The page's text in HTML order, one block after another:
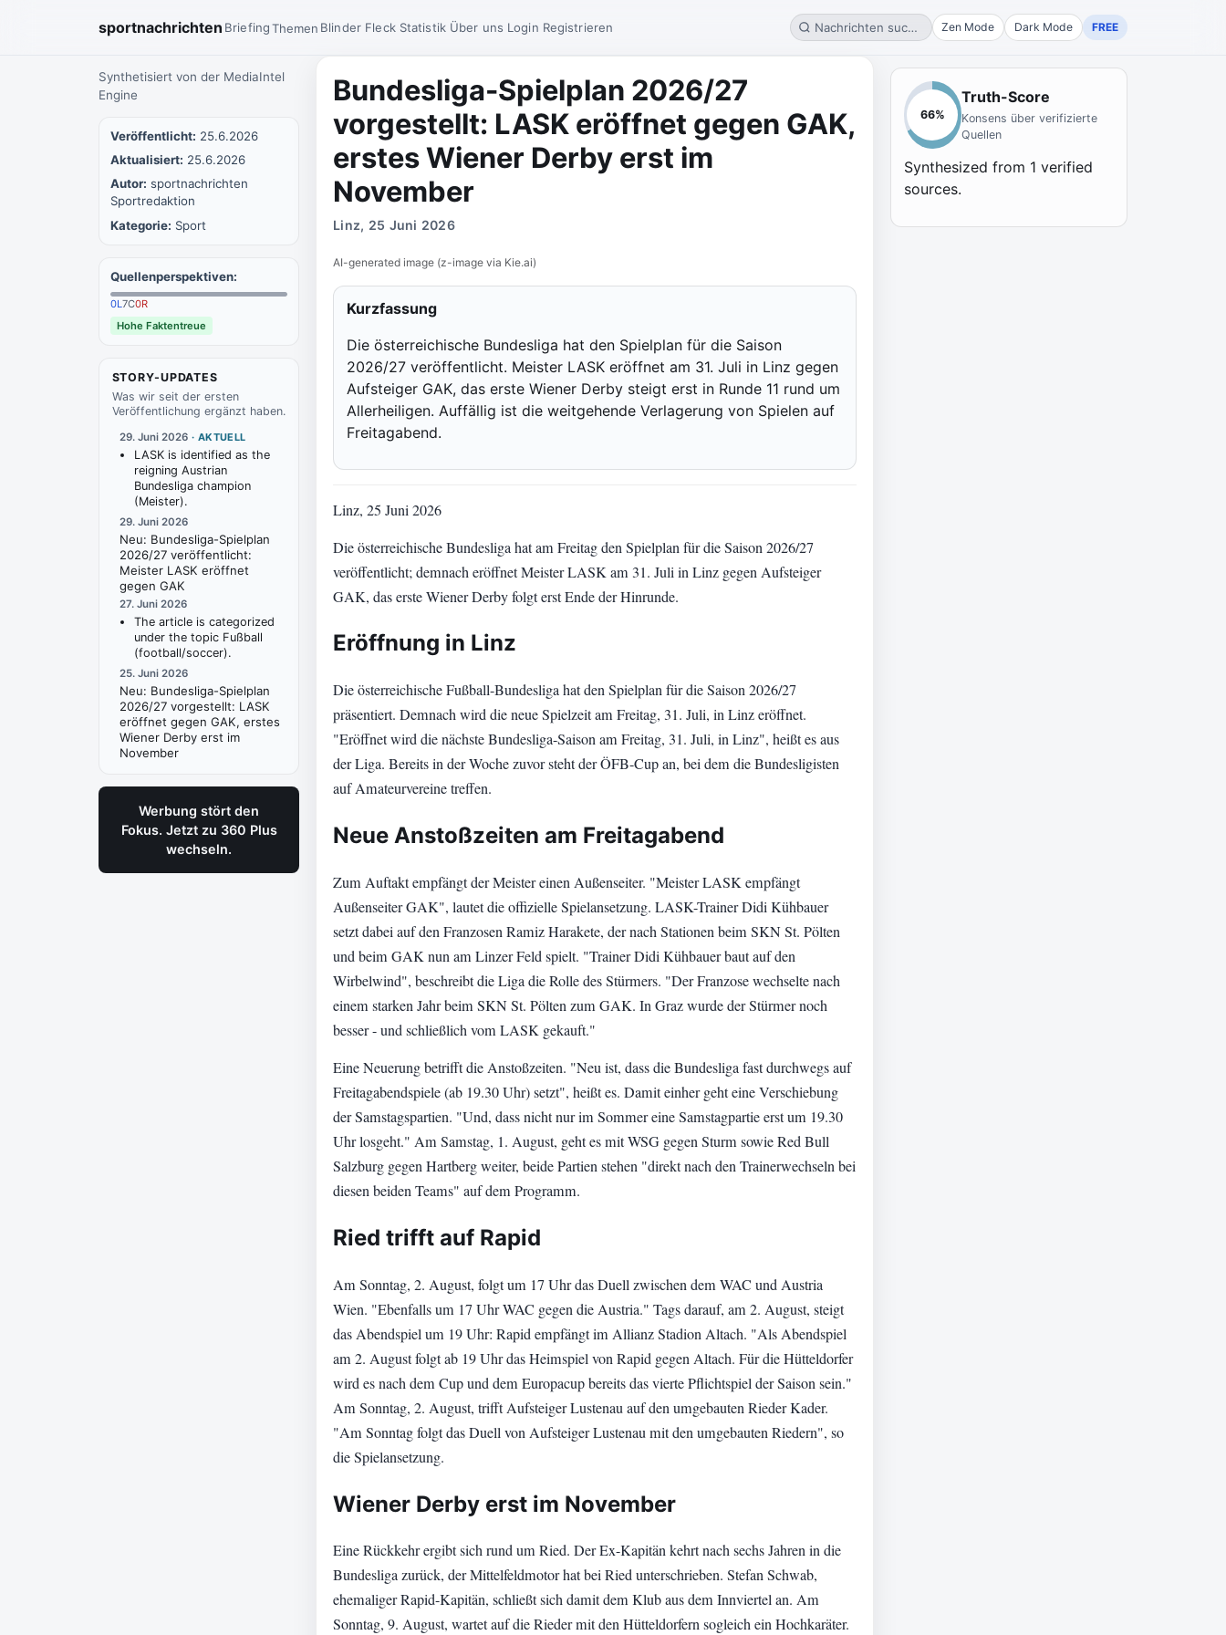
sportnachrichten BriefingThemen Blinder Fleck Statistik Über uns Login Registrieren Nachrichten suchen... Zen Mode Dark Mode FREE
Synthetisiert von der MediaIntel
Engine
Veröffentlicht: 25.6.2026
Aktualisiert: 25.6.2026
Autor: sportnachrichten
Sportredaktion
Kategorie: Sport
Quellenperspektiven:
0L7C0R
Hohe Faktentreue
STORY-UPDATES
Was wir seit der ersten
Veröffentlichung ergänzt haben.
29. Juni 2026 · AKTUELL
LASK is identified as the
reigning Austrian
Bundesliga champion
(Meister).
29. Juni 2026
Neu: Bundesliga-Spielplan
2026/27 veröffentlicht:
Meister LASK eröffnet
gegen GAK
27. Juni 2026
The article is categorized
under the topic Fußball
(football/soccer).
25. Juni 2026
Neu: Bundesliga-Spielplan
2026/27 vorgestellt: LASK
eröffnet gegen GAK, erstes
Wiener Derby erst im
November
Werbung stört den
Fokus. Jetzt zu 360 Plus
wechseln.
Bundesliga-Spielplan 2026/27
vorgestellt: LASK eröffnet gegen GAK,
erstes Wiener Derby erst im
November
Linz, 25 Juni 2026
AI-generated image (z-image via Kie.ai)
Kurzfassung
Die österreichische Bundesliga hat den Spielplan für die Saison
2026/27 veröffentlicht. Meister LASK eröffnet am 31. Juli in Linz gegen
Aufsteiger GAK, das erste Wiener Derby steigt erst in Runde 11 rund um
Allerheiligen. Auffällig ist die weitgehende Verlagerung von Spielen auf
Freitagabend.
Linz, 25 Juni 2026
Die österreichische Bundesliga hat am Freitag den Spielplan für die Saison 2026/27
veröffentlicht; demnach eröffnet Meister LASK am 31. Juli in Linz gegen Aufsteiger
GAK, das erste Wiener Derby folgt erst Ende der Hinrunde.
Eröffnung in Linz
Die österreichische Fußball-Bundesliga hat den Spielplan für die Saison 2026/27
präsentiert. Demnach wird die neue Spielzeit am Freitag, 31. Juli, in Linz eröffnet.
"Eröffnet wird die nächste Bundesliga-Saison am Freitag, 31. Juli, in Linz", heißt es aus
der Liga. Bereits in der Woche zuvor steht der ÖFB-Cup an, bei dem die Bundesligisten
auf Amateurvereine treffen.
Neue Anstoßzeiten am Freitagabend
Zum Auftakt empfängt der Meister einen Außenseiter. "Meister LASK empfängt
Außenseiter GAK", lautet die offizielle Spielansetzung. LASK-Trainer Didi Kühbauer
setzt dabei auf den Franzosen Ramiz Harakete, der nach Stationen beim SKN St. Pölten
und beim GAK nun am Linzer Feld spielt. "Trainer Didi Kühbauer baut auf den
Wirbelwind", beschreibt die Liga die Rolle des Stürmers. "Der Franzose wechselte nach
einem starken Jahr beim SKN St. Pölten zum GAK. In Graz wurde der Stürmer noch
besser - und schließlich vom LASK gekauft."
Eine Neuerung betrifft die Anstoßzeiten. "Neu ist, dass die Bundesliga fast durchwegs auf
Freitagabendspiele (ab 19.30 Uhr) setzt", heißt es. Damit einher geht eine Verschiebung
der Samstagspartien. "Und, dass nicht nur im Sommer eine Samstagpartie erst um 19.30
Uhr losgeht." Am Samstag, 1. August, geht es mit WSG gegen Sturm sowie Red Bull
Salzburg gegen Hartberg weiter, beide Partien stehen "direkt nach den Trainerwechseln bei
diesen beiden Teams" auf dem Programm.
Ried trifft auf Rapid
Am Sonntag, 2. August, folgt um 17 Uhr das Duell zwischen dem WAC und Austria
Wien. "Ebenfalls um 17 Uhr WAC gegen die Austria." Tags darauf, am 2. August, steigt
das Abendspiel um 19 Uhr: Rapid empfängt im Allianz Stadion Altach. "Als Abendspiel
am 2. August folgt ab 19 Uhr das Heimspiel von Rapid gegen Altach. Für die Hütteldorfer
wird es nach dem Cup und dem Europacup bereits das vierte Pflichtspiel der Saison sein."
Am Sonntag, 2. August, trifft Aufsteiger Lustenau auf den umgebauten Rieder Kader.
"Am Sonntag folgt das Duell von Aufsteiger Lustenau mit den umgebauten Riedern", so
die Spielansetzung.
Wiener Derby erst im November
Eine Rückkehr ergibt sich rund um Ried. Der Ex-Kapitän kehrt nach sechs Jahren in die
Bundesliga zurück, der Mittelfeldmotor hat bei Ried unterschrieben. Stefan Schwab,
ehemaliger Rapid-Kapitän, schließt sich damit dem Klub aus dem Innviertel an. Am
Sonntag, 9. August, wartet auf die Rieder mit den Hütteldorfern sogleich ein Hochkaräter.
66%
Truth-Score
Konsens über verifizierte
Quellen
Synthesized from 1 verified
sources.